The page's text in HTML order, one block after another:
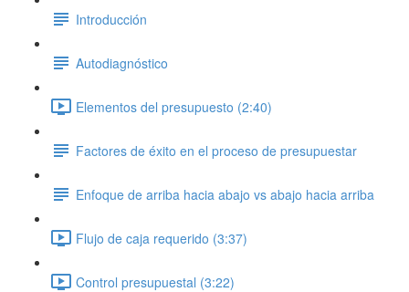
Introducción
Autodiagnóstico
Elementos del presupuesto (2:40)
Factores de éxito en el proceso de presupuestar
Enfoque de arriba hacia abajo vs abajo hacia arriba
Flujo de caja requerido (3:37)
Control presupuestal (3:22)